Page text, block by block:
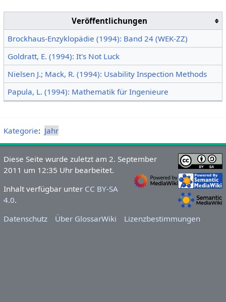
Veröffentlichungen
Brockhaus-Enzyklopädie (1994): Band 24 (WEK-ZZ)
Goldratt, E. (1994): It's Not Luck
Nielsen J.; Mack, R. (1994): Usability Inspection Methods
Papula, L. (1994): Mathematik für Ingenieure
Kategorie: Jahr
Diese Seite wurde zuletzt am 2. September
2011 um 12:35 Uhr bearbeitet.
Inhalt verfügbar unter CC BY-SA
4.0.
Datenschutz
Über GlossarWiki Lizenzbestimmungen